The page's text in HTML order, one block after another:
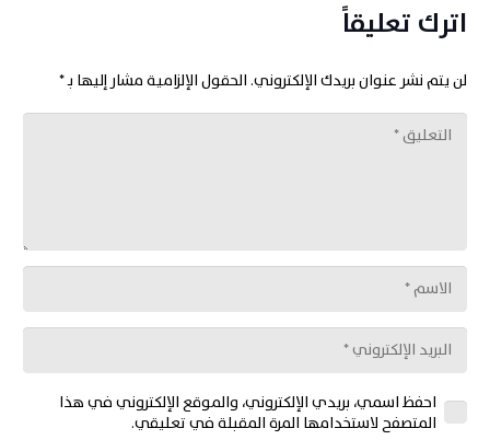
اترك تعليقاً
لن يتم نشر عنوان بريدك الإلكتروني.الحقول الإلزامية مشار إليها بـ*
احفظ اسمي، بريدي الإلكتروني، والموقع الإلكتروني في هذا
المتصفح لاستخدامها المرة المقبلة في تعليقي.